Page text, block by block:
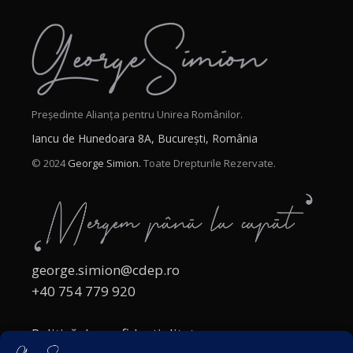
Președinte Alianța pentru Unirea Românilor.
Iancu de Hunedoara 8A, București, România
© 2024George Simion. Toate Drepturile Rezervate.
george.simion@cdep.ro
+40 754 779 920
Politică de confidențialitate